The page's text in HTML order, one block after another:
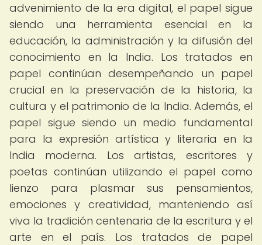
advenimiento de la era digital, el papel sigue
siendo una herramienta esencial en la
educación, la administración y la difusión del
conocimiento en la India. Los tratados en
papel continúan desempeñando un papel
crucial en la preservación de la historia, la
cultura y el patrimonio de la India. Además, el
papel sigue siendo un medio fundamental
para la expresión artística y literaria en la
India moderna. Los artistas, escritores y
poetas continúan utilizando el papel como
lienzo para plasmar sus pensamientos,
emociones y creatividad, manteniendo así
viva la tradición centenaria de la escritura y el
arte en el país. Los tratados de papel